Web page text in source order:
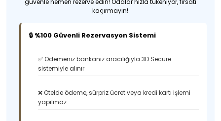
kaçırmayın!
🔒 %100 Güvenli Rezervasyon Sistemi
✅ Ödemeniz bankanız aracılığıyla 3D Secure
sistemiyle alınır
❌ Otelde ödeme, sürpriz ücret veya kredi kartı işlemi
yapılmaz